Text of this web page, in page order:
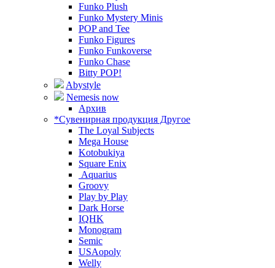
Funko Plush
Funko Mystery Minis
POP and Tee
Funko Figures
Funko Funkoverse
Funko Chase
Bitty POP!
Abystyle
Nemesis now
Архив
*Сувенирная продукция Другое
The Loyal Subjects
Mega House
Kotobukiya
Square Enix
Aquarius
Groovy
Play by Play
Dark Horse
IQHK
Monogram
Semic
USAopoly
Welly